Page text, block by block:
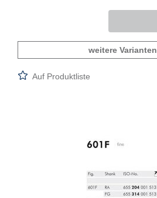
weitere Varianten
Auf Produktliste